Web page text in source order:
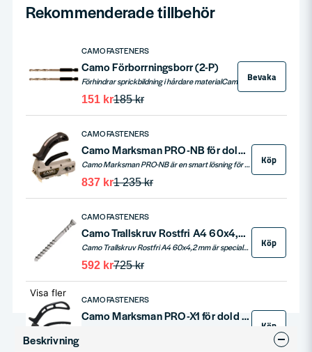
Rekommenderade tillbehör
CAMO FASTENERS
Camo Förborrningsborr (2-P)
Förhindrar sprickbildning i hårdare materialCamo Förborrningsborr (2-pack) är det perfekta tillbehöret vid montering av trall i hårda träslag. Genom att förbora minimeras risken för sprickbildning när Camo trallskruv används, vilket ger ett snyggare och mer hållbart slutresultat. Borren är kompatibel med Camo Marksman-systemet och optimerad för dold infästning. Förpackningen innehåller två förborrningsborrar, så du har alltid en extra till hands vid större projekt. Idealisk för både professionella användare och hemmafixare som vill ha bästa möjliga finish.
185 kr
151 kr
Bevaka
CAMO FASTENERS
Camo Marksman PRO-NB för dold trallskruvning 85-127mm
Camo Marksman PRO-NB är en smart lösning för dold trallskruvning som ger en snygg, jämn och skruvfri trädäcksyta. Verktyget guidar skruvarna in i sidan av brädan och skapar automatiskt ett mellanrum på 1,6 mm, vilket minimerar sprickbildning och ger perfekt avstånd mellan trallbrädorna. Passar brädor med en bredd på 85–127 mm och har dubbla skruvspår för snabb installation. Kombinera med Camo trallskruv för optimalt resultat, minimal flisbildning och lång hållbarhet. Perfekt för både proffs och hemmafixare.
1 235 kr
837 kr
Köp
CAMO FASTENERS
Camo Trallskruv Rostfri A4 60x4,2mm 200st
Camo Trallskruv Rostfri A4 60x4,2 mm är specialdesignad för dold infästning med Camo Marksman tralljigg och ger en stilren trädäcksyta utan synliga skruvar. Skruven har en optimerad gänga och en patenterad mejselspets som minimerar risken för sprickbildning, även i hårda träslag. Det djupa T15 torx-spåret ger kraftigt bitsgrepp och säkerställer enkel och säker montering. Tack vare rostfritt A4-stål är skruven perfekt för utsatta miljöer som poolområden och kustnära projekt. Förpackningen innehåller 350 skruvar och ett bits.
725 kr
592 kr
Köp
CAMO FASTENERS
Camo Marksman PRO-X1 för dold trallskruvning 133-148mm
Köp
Visa fler
Beskrivning